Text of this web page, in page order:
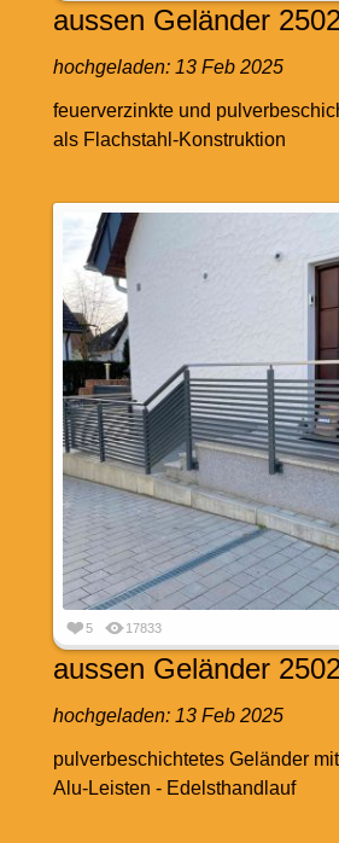
aussen Geländer
hochgeladen: 13 Feb 2025
feuerverzinkte und
als Flachstahl-Konstruktion
5 17833
aussen Geländer
hochgeladen: 13 Feb 2025
pulverbeschichtetes Geländer
Alu-Leisten - Edelsthandlauf